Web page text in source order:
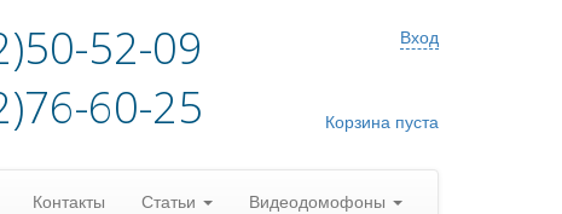
52-09
60-25
Вход
Корзина пуста
Контакты Статьи Видеодомофоны